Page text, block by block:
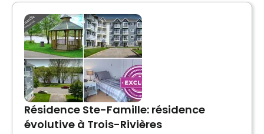
Résidence Ste-Famille: résidence
évolutive à Trois-Rivières